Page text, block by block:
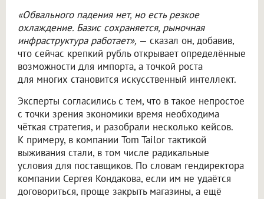
«Обвального падения нет, но есть резкое
охлаждение. Базис сохраняется, рыночная
инфраструктура работает», — сказал он, добавив,
что сейчас крепкий рубль открывает определённые
возможности для импорта, а точкой роста
для многих становится искусственный интеллект.
Эксперты согласились с тем, что в такое непростое
с точки зрения экономики время необходима
чёткая стратегия, и разобрали несколько кейсов.
К примеру, в компании Tom Tailor тактикой
выживания стали, в том числе радикальные
условия для поставщиков. По словам гендиректора
компании Сергея Кондакова, если им не удаётся
договориться, проще закрыть магазины, а ещё